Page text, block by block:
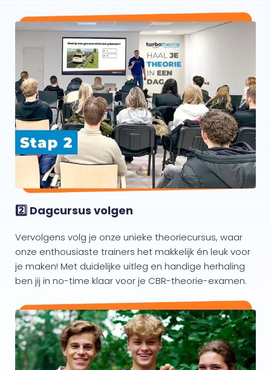
2️⃣ Dagcursus volgen
Vervolgens volg je onze unieke theoriecursus, waar
onze enthousiaste trainers het makkelijk én leuk voor
je maken! Met duidelijke uitleg en handige herhaling
ben jij in no-time klaar voor je CBR-theorie-examen.